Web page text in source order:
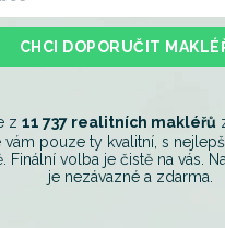
CHCI DOPORUČIT
z 11 737 realitních makléřů
pouze ty kvalitní, s
Finální volba je čistě na vás.
je nezávazné a zdarma.